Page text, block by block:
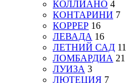
КОЛЛИАНО 4
КОНТАРИНИ 7
КОРРЕР 16
ЛЕВАДА 16
ЛЕТНИЙ САД 11
ЛОМБАРДИА 21
ЛУИЗА 3
ЛЮТЕЦИЯ 7